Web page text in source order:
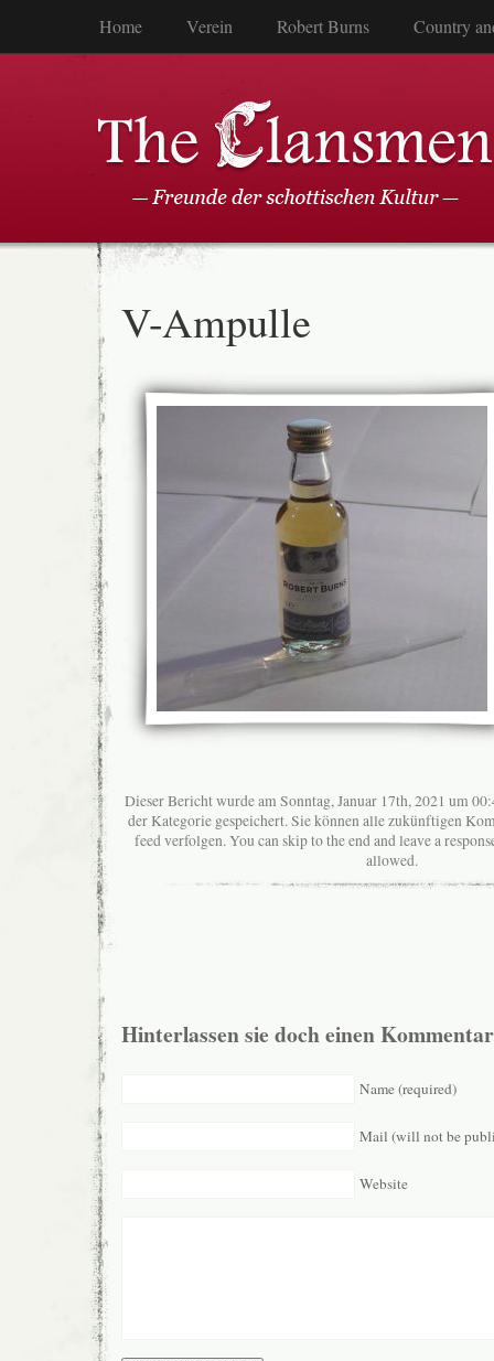
Home Verein Robert Burns Country
V-Ampulle
Dieser Bericht wurde am Sonntag, Januar 17th, 2021 um
der Kategorie gespeichert. Sie können alle zukünftigen
feed verfolgen. You can skip to the end and leave a
allowed.
Hinterlassen sie doch einen
Name (required)
Mail (will not be
Website